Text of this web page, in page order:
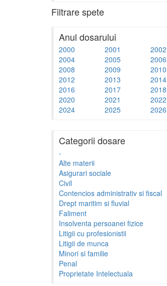
Filtrare spete
Anul dosarului
2000 2001 2002
2004
2005 2006
2008
2009 2010
2012
2013 2014
2016
2017 2018
2020
2021 2022
2024
2025 2026
Categorii dosare
-
Alte materii
Asigurari sociale
Civil
Contencios administrativ si fiscal
Drept maritim si fluvial
Faliment
Insolventa persoanei fizice
Litigii cu profesionistii
Litigii de munca
Minori si familie
Penal
Proprietate Intelectuala